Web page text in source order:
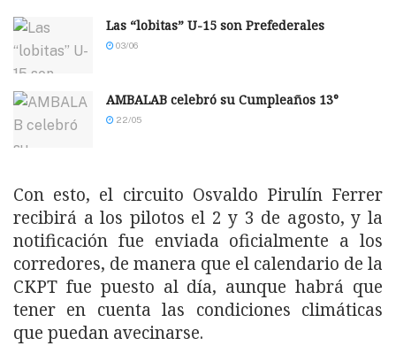
Las “lobitas” U-15 son Prefederales
03/06
AMBALAB celebró su Cumpleaños 13°
22/05
Con esto, el circuito Osvaldo Pirulín Ferrer
recibirá a los pilotos el 2 y 3 de agosto, y la
notificación fue enviada oficialmente a los
corredores, de manera que el calendario de la
CKPT fue puesto al día, aunque habrá que
tener en cuenta las condiciones climáticas
que puedan avecinarse.